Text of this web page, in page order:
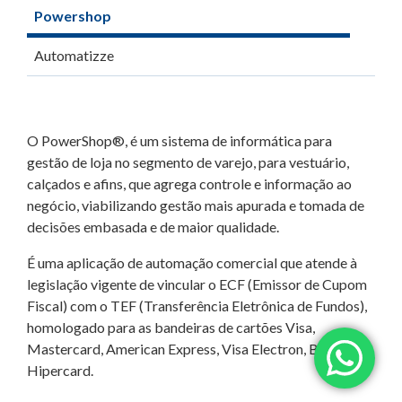
Powershop
Automatizze
O PowerShop®, é um sistema de informática para
gestão de loja no segmento de varejo, para vestuário,
calçados e afins, que agrega controle e informação ao
negócio, viabilizando gestão mais apurada e tomada de
decisões embasada e de maior qualidade.
É uma aplicação de automação comercial que atende à
legislação vigente de vincular o ECF (Emissor de Cupom
Fiscal) com o TEF (Transferência Eletrônica de Fundos),
homologado para as bandeiras de cartões Visa,
Mastercard, American Express, Visa Electron, Banrisul e
Hipercard.